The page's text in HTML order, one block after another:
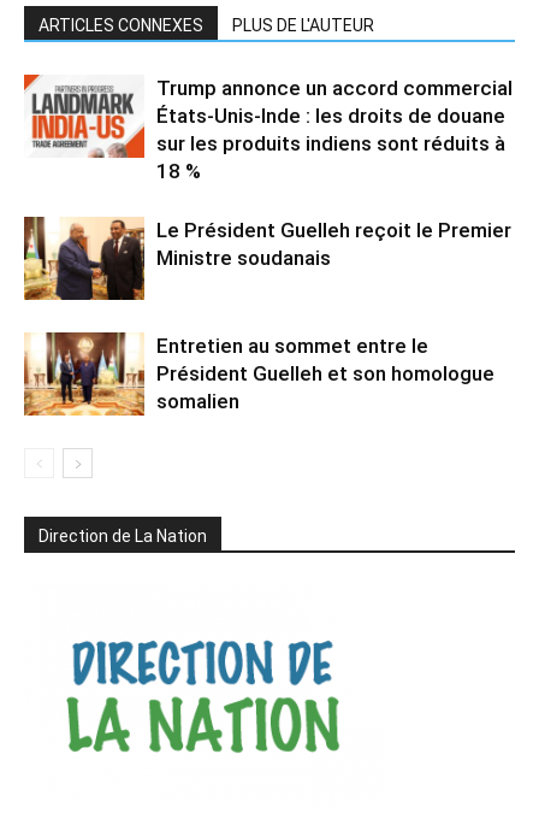
ARTICLES CONNEXES PLUS DE L'AUTEUR
Trump annonce un accord commercial
États-Unis-Inde : les droits de douane
sur les produits indiens sont réduits à
18 %
Le Président Guelleh reçoit le Premier
Ministre soudanais
Entretien au sommet entre le
Président Guelleh et son homologue
somalien
Direction de La Nation